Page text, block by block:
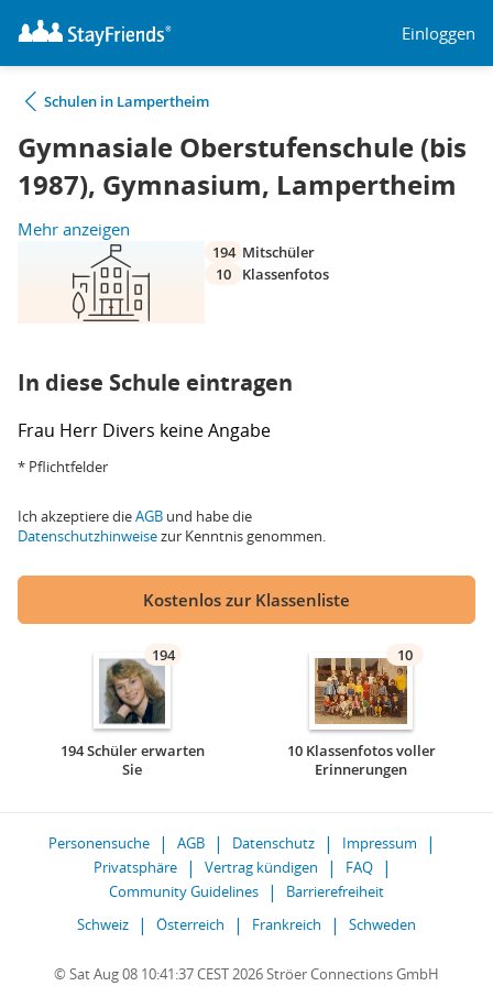
Einloggen
Schulen in Lampertheim
Gymnasiale Oberstufenschule (bis
1987), Gymnasium, Lampertheim
Mehr anzeigen
194 Mitschüler
10
Klassenfotos
In diese Schule eintragen
Frau Herr Divers keine Angabe
* Pflichtfelder
Ich akzeptiere dieAGB und habe die
Datenschutzhinweisezur Kenntnis genommen.
Kostenlos zur Klassenliste
194
194 Schüler erwarten
Sie
10
10 Klassenfotos voller
Erinnerungen
Personensuche AGB Datenschutz
Impressum
Privatsphäre
Vertrag kündigen
FAQ
Community Guidelines
Barrierefreiheit
Schweiz
Österreich Frankreich Schweden
© Sat Aug 08 10:41:37 CEST 2026 Ströer Connections GmbH